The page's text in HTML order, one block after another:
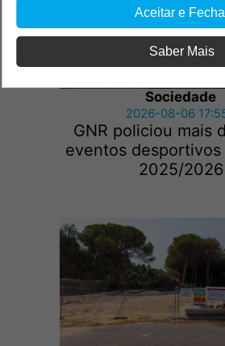
Sociedade
2026-08-06
GNR policiou mais
eventos desportivos
2025/2026
Aceitar e
Saber Mais